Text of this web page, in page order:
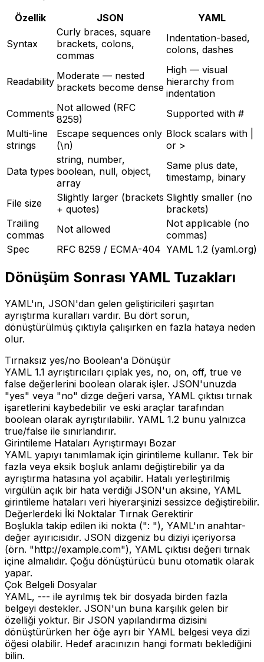
Özellik
JSON YAML
Syntax
Curly braces, square
brackets, colons,
commas
Indentation-based,
colons, dashes
Readability Moderate — nested
brackets become dense
High — visual
hierarchy from
indentation
Comments Not allowed (RFC
8259)
Supported with #
Multi-line
strings
Escape sequences only
(\n)
Block scalars with |
or >
Data types
string, number,
boolean, null, object,
array
Same plus date,
timestamp, binary
File size
Slightly larger (brackets
+ quotes)
Slightly smaller (no
brackets)
Trailing
commas
Not allowed
Not applicable (no
commas)
Spec
RFC 8259 / ECMA-404 YAML 1.2 (yaml.org)
Dönüşüm Sonrası YAML Tuzakları
YAML'ın, JSON'dan gelen geliştiricileri şaşırtan
ayrıştırma kuralları vardır. Bu dört sorun,
dönüştürülmüş çıktıyla çalışırken en fazla hataya neden
olur.
Tırnaksız yes/no Boolean'a Dönüşür
YAML 1.1 ayrıştırıcıları çıplak yes, no, on, off, true ve
false değerlerini boolean olarak işler. JSON'unuzda
"yes" veya "no" dizge değeri varsa, YAML çıktısı tırnak
işaretlerini kaybedebilir ve eski araçlar tarafından
boolean olarak ayrıştırılabilir. YAML 1.2 bunu yalnızca
true/false ile sınırlandırır.
Girintileme Hataları Ayrıştırmayı Bozar
YAML yapıyı tanımlamak için girintileme kullanır. Tek bir
fazla veya eksik boşluk anlamı değiştirebilir ya da
ayrıştırma hatasına yol açabilir. Hatalı yerleştirilmiş
virgülün açık bir hata verdiği JSON'un aksine, YAML
girintileme hataları veri hiyerarşinizi sessizce değiştirebilir.
Değerlerdeki İki Noktalar Tırnak Gerektirir
Boşlukla takip edilen iki nokta (": "), YAML'ın anahtar-
değer ayırıcısıdır. JSON dizgeniz bu diziyi içeriyorsa
(örn. "http://example.com"), YAML çıktısı değeri tırnak
içine almalıdır. Çoğu dönüştürücü bunu otomatik olarak
yapar.
Çok Belgeli Dosyalar
YAML, --- ile ayrılmış tek bir dosyada birden fazla
belgeyi destekler. JSON'un buna karşılık gelen bir
özelliği yoktur. Bir JSON yapılandırma dizisini
dönüştürürken her öğe ayrı bir YAML belgesi veya dizi
öğesi olabilir. Hedef aracınızın hangi formatı beklediğini
bilin.